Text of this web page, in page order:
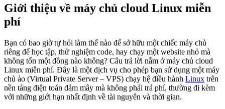
Giới thiệu về máy chủ cloud Linux miễn
phí
Bạn có bao giờ tự hỏi làm thế nào để sở hữu một chiếc máy chủ
riêng để học tập, thử nghiệm code, hay chạy một website nhỏ mà
không tốn một đồng nào không? Câu trả lời nằm ở máy chủ cloud
Linux miễn phí. Đây là một dịch vụ cho phép bạn sử dụng một máy
chủ ảo (Virtual Private Server – VPS) chạy hệ điều hành Linux trên
nền tảng điện toán đám mây mà không phải trả phí, thường đi kèm
với những giới hạn nhất định về tài nguyên và thời gian.